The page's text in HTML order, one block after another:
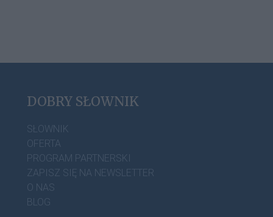
DOBRY SŁOWNIK
SŁOWNIK
OFERTA
PROGRAM PARTNERSKI
ZAPISZ SIĘ NA NEWSLETTER
O NAS
BLOG